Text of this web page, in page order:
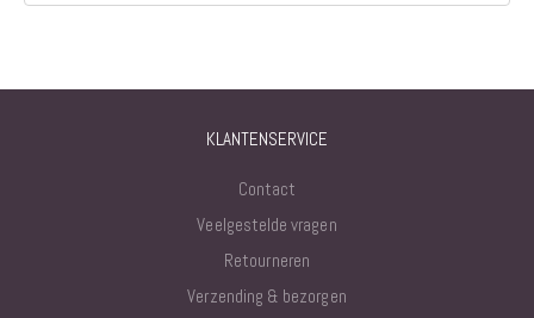
KLANTENSERVICE
Contact
Veelgestelde vragen
Retourneren
Verzending & bezorgen